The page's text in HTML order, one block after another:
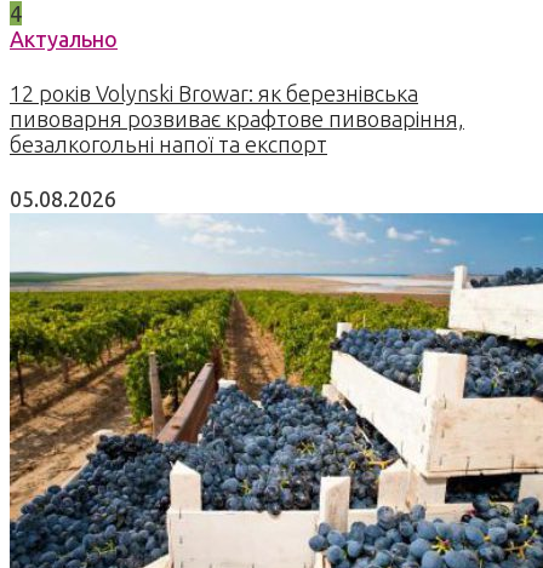
4
Актуально
12 років Volynski Browar: як березнівська
пивоварня розвиває крафтове пивоваріння,
безалкогольні напої та експорт
05.08.2026